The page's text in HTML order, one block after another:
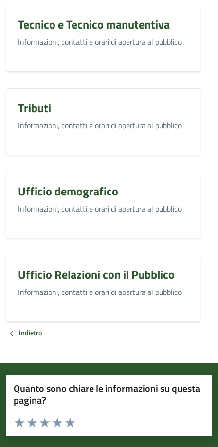
Tecnico e Tecnico manutentiva
Informazioni, contatti e orari di apertura al pubblico
Tributi
Informazioni, contatti e orari di apertura al pubblico
Ufficio demografico
Informazioni, contatti e orari di apertura al pubblico
Ufficio Relazioni con il Pubblico
Informazioni, contatti e orari di apertura al pubblico
Indietro
Quanto sono chiare le informazioni su questa
pagina?
Valuta da 1 a 5 stelle la pagina
Valuta 5 stelle su 5
Valuta 4 stelle su 5
Valuta 3 stelle su 5
Valuta 2 stelle su 5
Valuta 1 stelle su 5